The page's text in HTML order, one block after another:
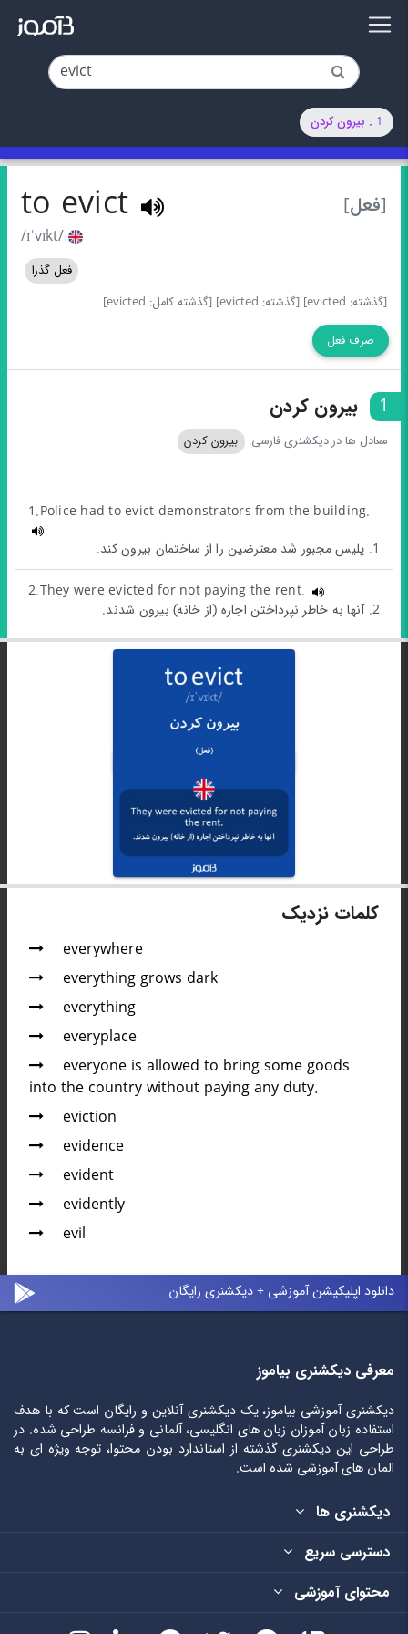
1 . بیرون کردن
[فعل] to evict
/ɪˈvɪkt/
فعل گذرا
[گذشته: evicted]
[گذشته: evicted] [گذشته کامل: evicted]
صرف فعل
1 بیرون کردن
معادل ها در دیکشنری فارسی: بیرون کردن
1.Police had to evict demonstrators from the building.
1. پلیس مجبور شد معترضین را از ساختمان بیرون کند.
2.They were evicted for not paying the rent.
2. آنها به خاطر نپرداختن اجاره (از خانه) بیرون شدند.
کلمات نزدیک
everywhere
everything grows dark
everything
everyplace
everyone is allowed to bring some goods
into the country without paying any duty.
eviction
evidence
evident
evidently
evil
دانلود اپلیکیشن آموزشی + دیکشنری رایگان
معرفی دیکشنری بیاموز
دیکشنری آموزشی بیاموز، یک دیکشنری آنلاین و رایگان است که با هدف
استفاده زبان آموزان زبان های انگلیسی، آلمانی و فرانسه طراحی شده. در
طراحی این دیکشنری گذشته از استاندارد بودن محتوا، توجه ویژه ای به
المان های آموزشی شده است.
دیکشنری ها
دسترسی سریع
محتوای آموزشی